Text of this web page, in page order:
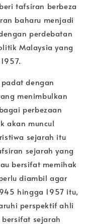
tafsiran berbeza
baharu menjadi
perdebatan
Malaysia yang
dengan
menimbulkan
perbezaan
akan muncul
sejarah itu
sejarah yang
bersifat memihak
diambil agar
hingga 1957 itu,
perspektif ahli
sejarah